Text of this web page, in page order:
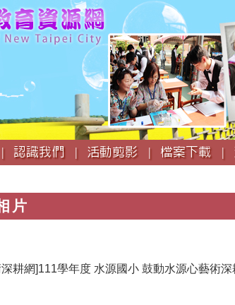
跳
到
主
要
內
容
認識我們 | 活動剪影 | 檔案下載 |
片
耕網]111學年度 水源國小 鼓動水源心藝術